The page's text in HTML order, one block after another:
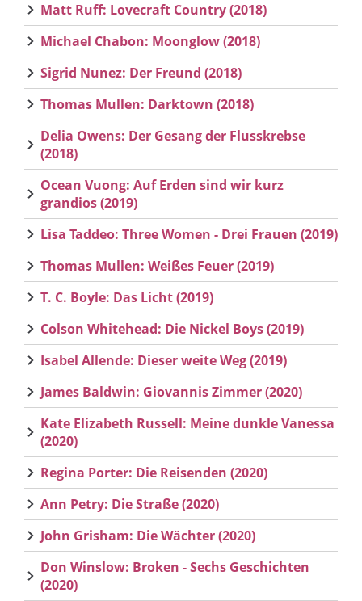
Matt Ruff: Lovecraft Country (2018)
Michael Chabon: Moonglow (2018)
Sigrid Nunez: Der Freund (2018)
Thomas Mullen: Darktown (2018)
Delia Owens: Der Gesang der Flusskrebse
(2018)
Ocean Vuong: Auf Erden sind wir kurz
grandios (2019)
Lisa Taddeo: Three Women - Drei Frauen (2019)
Thomas Mullen: Weißes Feuer (2019)
T. C. Boyle: Das Licht (2019)
Colson Whitehead: Die Nickel Boys (2019)
Isabel Allende: Dieser weite Weg (2019)
James Baldwin: Giovannis Zimmer (2020)
Kate Elizabeth Russell: Meine dunkle Vanessa
(2020)
Regina Porter: Die Reisenden (2020)
Ann Petry: Die Straße (2020)
John Grisham: Die Wächter (2020)
Don Winslow: Broken - Sechs Geschichten
(2020)